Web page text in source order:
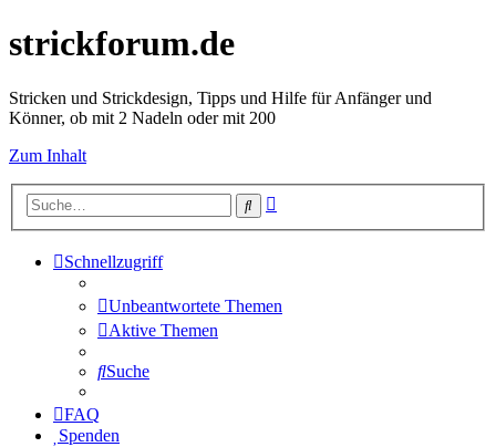
strickforum.de
Stricken und Strickdesign, Tipps und Hilfe für Anfänger und
Könner, ob mit 2 Nadeln oder mit 200
Zum Inhalt
Suche
Schnellzugriff
Unbeantwortete Themen
Aktive Themen
Suche
FAQ
Spenden